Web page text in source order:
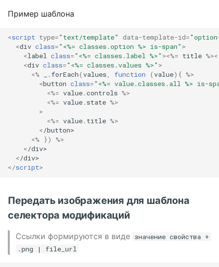
Пример шаблона
<script type="text/template" data-template-id=
<div class="<%= classes.option %> is-span" >
<label class="<%= classes.label %>" ><%= title %><
<div class="<%= classes.values %>" >
<%
.forEach(values, function (value){ %>
<button class="<%= value.classes.all %> is-
<%= value.controls %>
<%= value. state %>
>
<%= value. title %>
</button>
<%
})
%>
</div>
</div>
</script>
Передать изображения для шаблона
селектора модификаций
Ссылки формируются в виде значение свойства +
.png | file_url